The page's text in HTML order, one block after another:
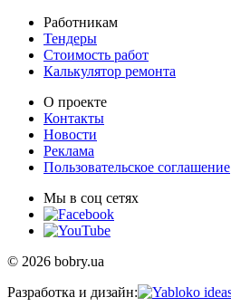
Работникам
Тендеры
Стоимость работ
Калькулятор ремонта
О проекте
Контакты
Новости
Реклама
Пользовательское соглашение
Мы в соц сетях
© 2026 bobry.ua
Разработка и дизайн: